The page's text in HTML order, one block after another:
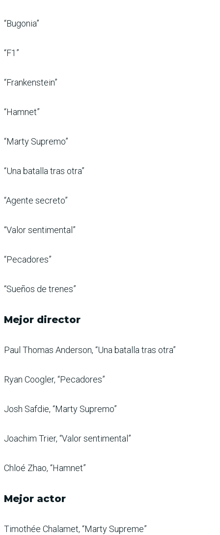
“Bugonia”
“F1”
“Frankenstein”
“Hamnet”
“Marty Supremo”
“Una batalla tras otra”
“Agente secreto”
“Valor sentimental”
“Pecadores”
“Sueños de trenes”
Mejor director
Paul Thomas Anderson, “Una batalla tras otra”
Ryan Coogler, “Pecadores”
Josh Safdie, “Marty Supremo”
Joachim Trier, “Valor sentimental”
Chloé Zhao, “Hamnet”
Mejor actor
Timothée Chalamet, “Marty Supreme”